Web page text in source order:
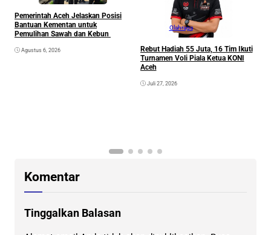
Pemerintah Aceh Jelaskan Posisi
Bantuan Kementan untuk
Pemulihan Sawah dan Kebun
Agustus 6, 2026
Olahraga
Rebut Hadiah 55 Juta, 16 Tim Ikuti
Turnamen Voli Piala Ketua KONI
Aceh
Juli 27, 2026
Komentar
Tinggalkan Balasan